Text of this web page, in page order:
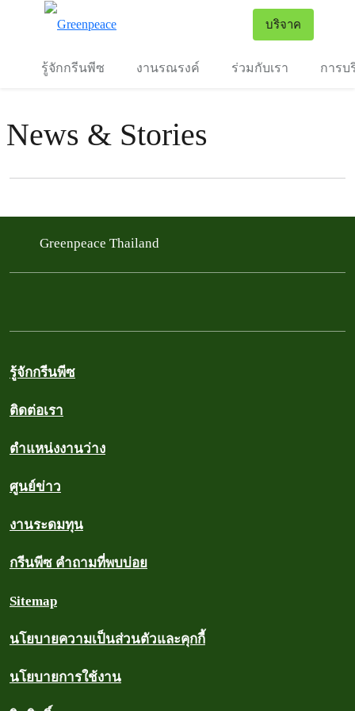
บริจาค
รู้จักกรีนพีซ งานรณรงค์ ร่วมกับเรา การบ
News & Stories
Filter posts
Greenpeace Thailand
รู้จักกรีนพีซ
ติดต่อเรา
ตำแหน่งงานว่าง
ศูนย์ข่าว
งานระดมทุน
กรีนพีซ คำถามที่พบบ่อย
Sitemap
นโยบายความเป็นส่วนตัวและคุกกี้
นโยบายการใช้งาน